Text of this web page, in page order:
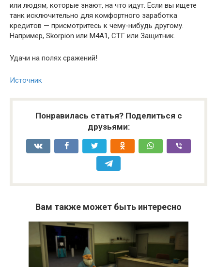
или людям, которые знают, на что идут. Если вы ищете
танк исключительно для комфортного заработка
кредитов — присмотритесь к чему-нибудь другому.
Например, Skorpion или M4A1, СТГ или Защитник.
Удачи на полях сражений!
Источник
Понравилась статья? Поделиться с
друзьями:
Вам также может быть интересно